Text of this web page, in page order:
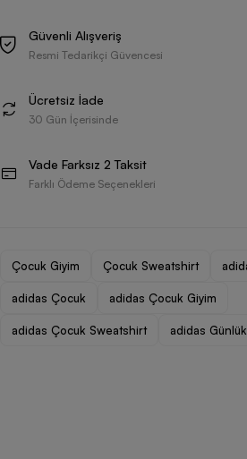
Güvenli Alışveriş
Resmi Tedarikçi Güvencesi
Ücretsiz İade
30 Gün İçerisinde
Vade Farksız 2 Taksit
Farklı Ödeme Seçenekleri
Çocuk Giyim Çocuk Sweatshirt
adidas Çocuk adidas Çocuk Giyim
adidas Çocuk Sweatshirt adidas Günlük